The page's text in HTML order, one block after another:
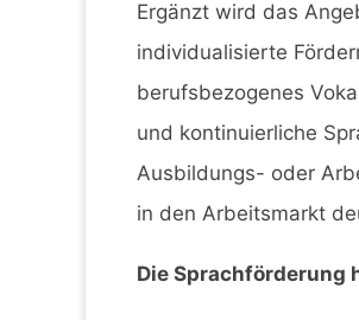
Ergänzt wird das
individualisierte
berufsbezogenes
und kontinuierliche
Ausbildungs- oder
in den Arbeitsmarkt
Die Sprachförderung